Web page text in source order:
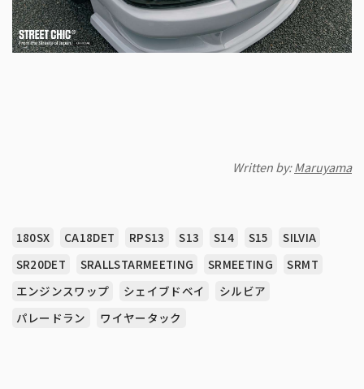
Written by:Maruyama
180SX CA18DET RPS13 S13 S14 S15
SILVIA
SR20DET
SRALLSTARMEETING SRMEETING
SRMT
エンジンスワップ
シェイブドベイ
シルビア
パレードラン
ワイヤータック